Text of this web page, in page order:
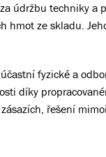
údržbu techniky a
ze skladu.
fyzické a
díky
řešení